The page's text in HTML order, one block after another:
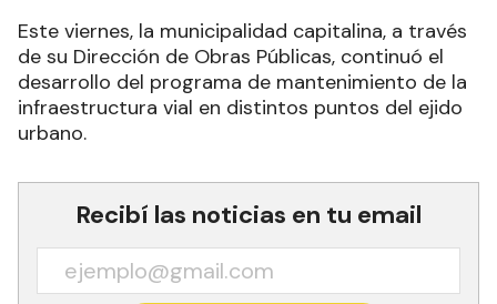
Este viernes, la municipalidad capitalina, a través
de su Dirección de Obras Públicas, continuó el
desarrollo del programa de mantenimiento de la
infraestructura vial en distintos puntos del ejido
urbano.
Recibí las noticias en tu email